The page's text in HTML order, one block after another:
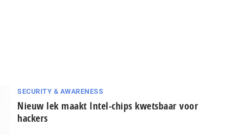
SECURITY & AWARENESS
Nieuw lek maakt Intel-chips kwetsbaar voor
hackers